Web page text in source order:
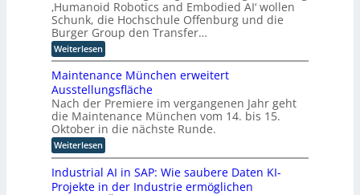
I
n
t
e
l
i
g
e
n
z
z
u
n
d
u
s
t
r
i
e
z
u
s
c
h
e
Z
r
t
f
i
z
i
e
r
u
n
t
r
i
e
4
.
0
r
i
c
h
t
e
t
o
k
d
u
s
t
r
i
e
l
e
r
K
I
E
n
t
w
‚Humanoid Robotics and Embodied AI‘ wollen
Schunk, die Hochschule Offenburg und die
Burger Group den Transfer…
Weiterlesen:
S
i
f
u
n
g
f
ü
r
h
Maintenance München erweitert
Ausstellungsfläche
Nach der Premiere im vergangenen Jahr geht
die Maintenance München vom 14. bis 15.
Oktober in die nächste Runde.
Weiterlesen:
M
a
i
n
Industrial AI in SAP: Wie saubere Daten KI-
Projekte in der Industrie ermöglichen